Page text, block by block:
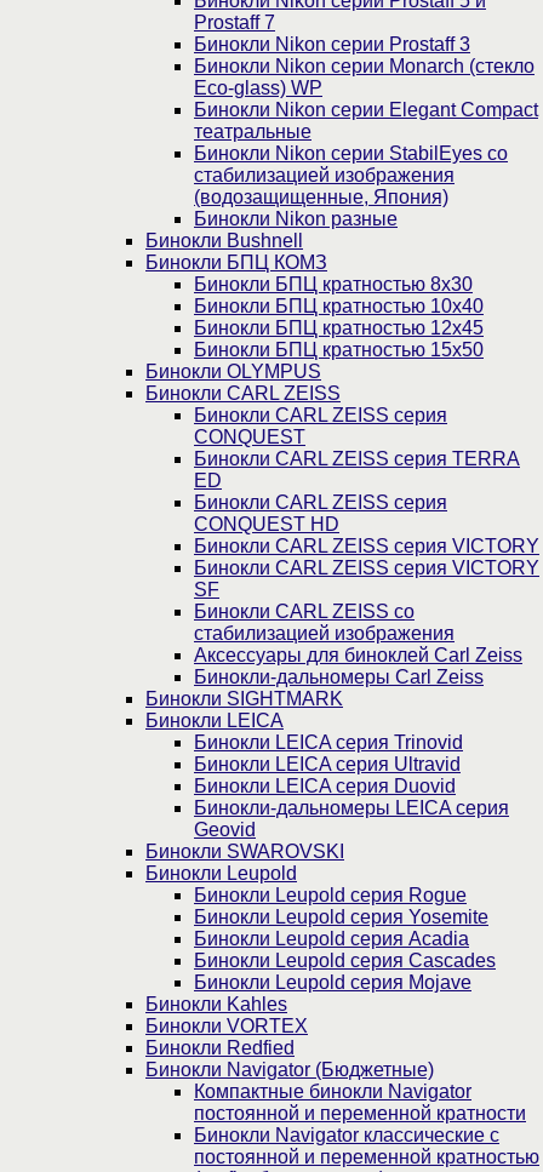
Prostaff 7
Бинокли Nikon серии Prostaff 3
Бинокли Nikon серии Monarch (стекло
Eco-glass) WP
Бинокли Nikon серии Elegant Compact
театральные
Бинокли Nikon серии StabilEyes со
стабилизацией изображения
(водозащищенные, Япония)
Бинокли Nikon разные
Бинокли Bushnell
Бинокли БПЦ КОМЗ
Бинокли БПЦ кратностью 8х30
Бинокли БПЦ кратностью 10х40
Бинокли БПЦ кратностью 12х45
Бинокли БПЦ кратностью 15х50
Бинокли OLYMPUS
Бинокли CARL ZEISS
Бинокли CARL ZEISS серия
CONQUEST
Бинокли CARL ZEISS серия TERRA
ED
Бинокли CARL ZEISS серия
CONQUEST HD
Бинокли CARL ZEISS серия VICTORY
Бинокли CARL ZEISS серия VICTORY
SF
Бинокли CARL ZEISS со
стабилизацией изображения
Аксессуары для биноклей Carl Zeiss
Бинокли-дальномеры Carl Zeiss
Бинокли SIGHTMARK
Бинокли LEICA
Бинокли LEICA серия Trinovid
Бинокли LEICA серия Ultravid
Бинокли LEICA серия Duovid
Бинокли-дальномеры LEICA серия
Geovid
Бинокли SWAROVSKI
Бинокли Leupold
Бинокли Leupold серия Rogue
Бинокли Leupold серия Yosemite
Бинокли Leupold серия Acadia
Бинокли Leupold серия Cascades
Бинокли Leupold серия Mojave
Бинокли Kahles
Бинокли VORTEX
Бинокли Redfied
Бинокли Navigator (Бюджетные)
Компактные бинокли Navigator
постоянной и переменной кратности
Бинокли Navigator классические с
постоянной и переменной кратностью